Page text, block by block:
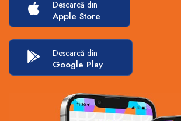
Descarcă din
Apple Store
Descarcă din
Google Play